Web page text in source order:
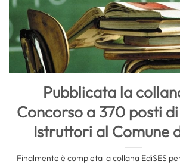
Pubblicata la
Concorso a 370 posti
Istruttori al Comune
Finalmente è completa la collana EdiSES